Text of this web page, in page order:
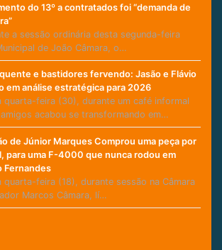
do 13º a contratados foi “demanda de
a sessão ordinária desta segunda-feira
de João Câmara, o…
e bastidores fervendo: Jasão e Flávio
em análise estratégica para 2026
quarta-feira (30), durante um café informal
acabou se transformando em…
de Júnior Marques Comprou uma peça por
para uma F-4000 que nunca rodou em
Fernandes
quarta-feira (18), durante sessão na Câmara
Marcos Câmara, lí…